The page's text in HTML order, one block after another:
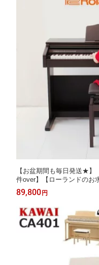
【お盆期間も毎日発送★
件over】【ローランドのお
で】ローランド Roland 電
き ピアノタッチ 88鍵盤
89,800 円